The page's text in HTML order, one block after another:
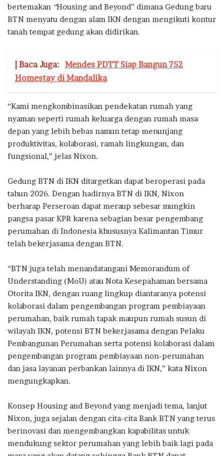
bertemakan “Housing and Beyond” dimana Gedung baru
BTN menyatu dengan alam IKN dengan mengikuti kontur
tanah tempat gedung akan didirikan.
| Baca Juga: Mendes PDTT Siap Bangun 752
Homestay di Mandalika
“Kami mengkombinasikan pendekatan rumah yang
nyaman seperti rumah keluarga dengan rumah masa
depan yang lebih bebas namun tetap menunjang
produktivitas, kolaborasi, ramah lingkungan, dan
fungsional,” jelas Nixon.
Gedung BTN di IKN ditargetkan dapat beroperasi pada
tahun 2026. Dengan hadirnya BTN di IKN, Nixon
berharap Perseroan dapat meraup sebesar mungkin
pangsa pasar KPR karena sebagian besar pengembang
perumahan di Indonesia khususnya Kalimantan Timur
telah bekerjasama dengan BTN.
“BTN juga telah menandatangani Memorandum of
Understanding (MoU) atau Nota Kesepahaman bersama
Otorita IKN, dengan ruang lingkup diantaranya potensi
kolaborasi dalam pengembangan program pembiayaan
perumahan, baik rumah tapak maupun rumah susun di
wilayah IKN, potensi BTN bekerjasama dengan Pelaku
Pembangunan Perumahan serta potensi kolaborasi dalam
pengembangan program pembiayaan non-perumahan
dan jasa layanan perbankan lainnya di IKN,” kata Nixon
mengungkapkan.
Konsep Housing and Beyond yang menjadi tema, lanjut
Nixon, juga sejalan dengan cita-cita Bank BTN yang terus
berinovasi dan mengembangkan kapabilitas untuk
mendukung sektor perumahan yang lebih baik lagi pada